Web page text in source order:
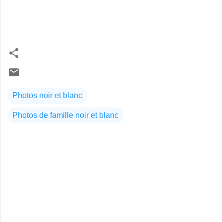
Photos noir et blanc
Photos de famille noir et blanc